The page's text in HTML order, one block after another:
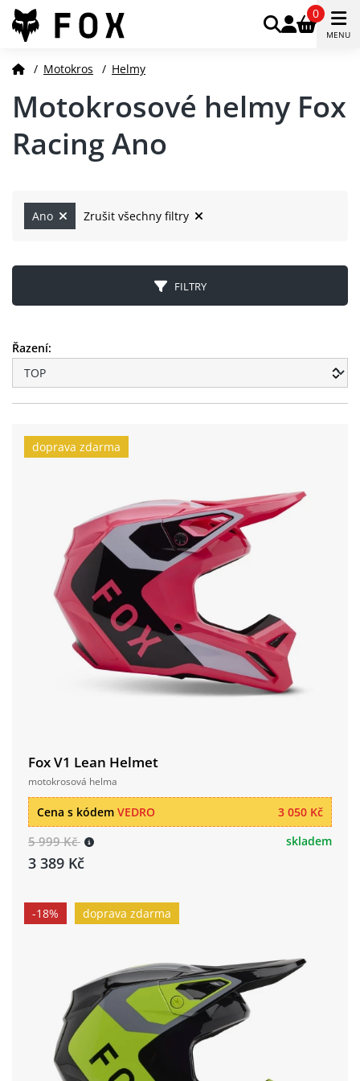
0
MENU
/ Motokros / Helmy
Motokrosové helmy Fox
Racing Ano
Ano Zrušit všechny filtry
FILTRY
Řazení:
doprava zdarma
Fox V1 Lean Helmet
motokrosová helma
3 050 Kč
Cena s kódem VEDRO
5 999 Kč
3 389 Kč
skladem
-18% doprava zdarma